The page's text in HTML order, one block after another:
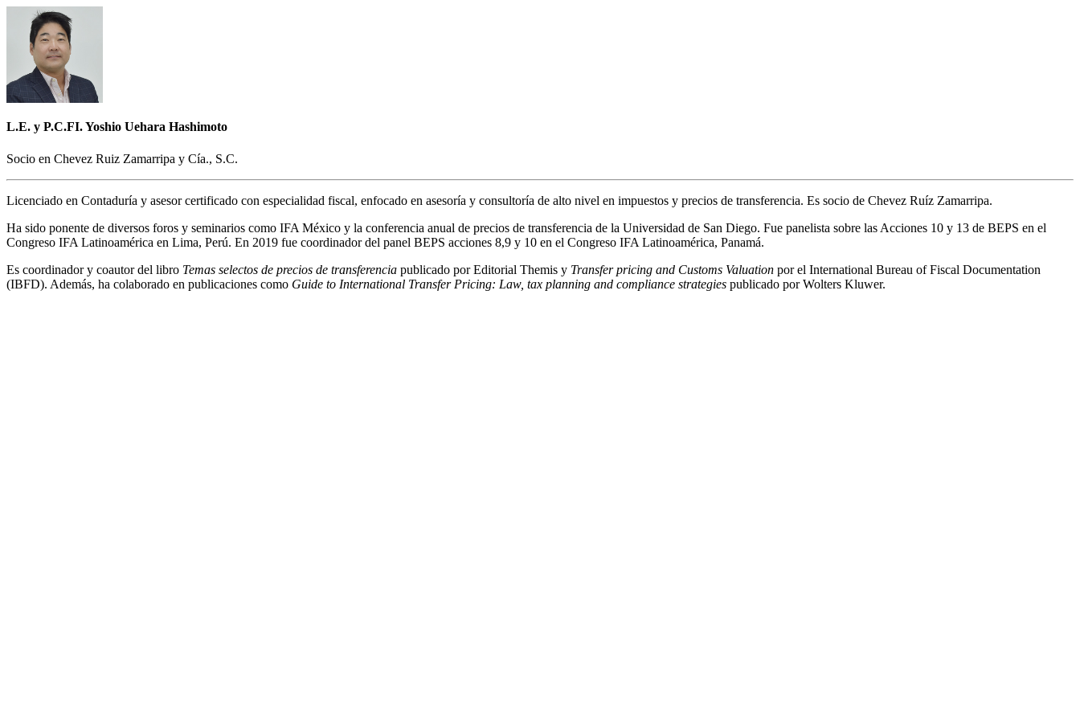
L.E. y P.C.FI. Yoshio Uehara Hashimoto
Socio en Chevez Ruiz Zamarripa y Cía., S.C.
Licenciado en Contaduría y asesor certificado con especialidad fiscal, enfocado en asesoría y consultoría de alto nivel en impuestos y precios de transferencia. Es socio de Chevez Ruíz Zamarripa.
Ha sido ponente de diversos foros y seminarios como IFA México y la conferencia anual de precios de transferencia de la Universidad de San Diego. Fue panelista sobre las Acciones 10 y 13 de BEPS en el
Congreso IFA Latinoamérica en Lima, Perú. En 2019 fue coordinador del panel BEPS acciones 8,9 y 10 en el Congreso IFA Latinoamérica, Panamá.
Es coordinador y coautor del libro Temas selectos de precios de transferencia publicado por Editorial Themis y Transfer pricing and Customs Valuation por el International Bureau of Fiscal Documentation
(IBFD). Además, ha colaborado en publicaciones como Guide to International Transfer Pricing: Law, tax planning and compliance strategies publicado por Wolters Kluwer.